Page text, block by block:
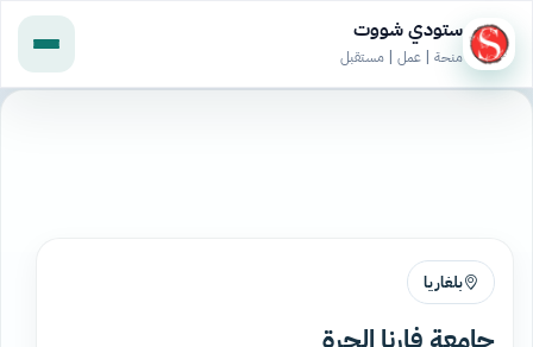
ستودي شووت
منحة | عمل | مستقبل
بلغاريا